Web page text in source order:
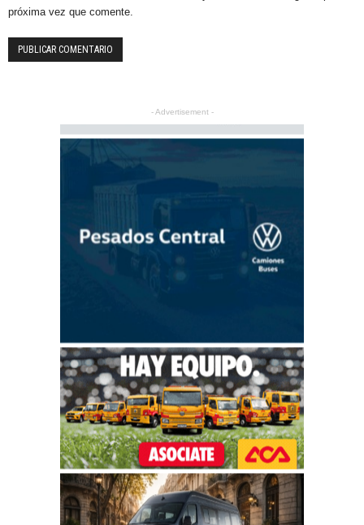
próxima vez que comente.
- Advertisement -